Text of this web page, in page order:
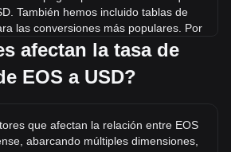
También hemos incluido tablas de
las conversiones más populares. Por
a 76.98 EOS, mientras que 5
estimado de 0.3248USD.
de 1 EOS en USD es $22.89.
de 1 EOS/USD superará el
afectan la tasa de
EOS a USD?
que afectan la relación entre EOS
abarcando múltiples dimensiones,